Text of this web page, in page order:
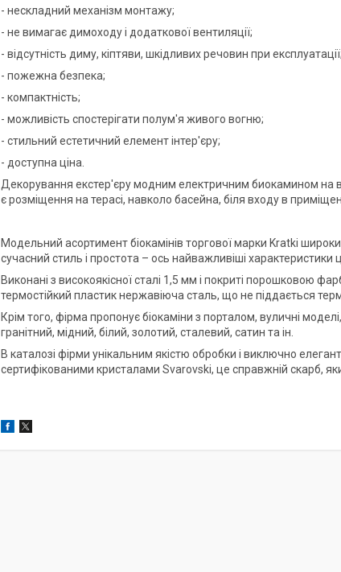
- нескладний механізм монтажу;
- не вимагає димоходу і додаткової вентиляції;
- відсутність диму, кіптяви, шкідливих речовин при експлуатації;
- пожежна безпека;
- компактність;
- можливість спостерігати полум'я живого вогню;
- стильний естетичний елемент інтер'єру;
- доступна ціна.
Декорування екстер'єру модним електричним биокамином на
є розміщення на терасі, навколо басейна, біля входу в
Модельний асортимент біокамінів торгової марки Kratki
сучасний стиль і простота – ось найважливіші характеристики
Виконані з високоякісної сталі 1,5 мм і покриті порошковою
термостійкий пластик нержавіюча сталь, що не піддається
Крім того, фірма пропонує біокаміни з порталом, вуличні
гранітний, мідний, білий, золотий, сталевий, сатин та ін.
В каталозі фірми унікальним якістю обробки і виключно
сертифікованими кристалами Svarovski, це справжній скарб,